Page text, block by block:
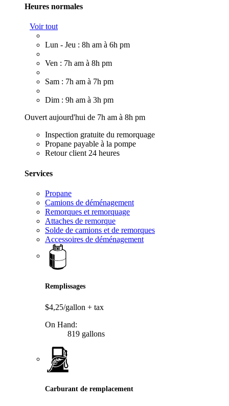
Heures normales
Voir tout
Lun - Jeu : 8h am à 6h pm
Ven : 7h am à 8h pm
Sam : 7h am à 7h pm
Dim : 9h am à 3h pm
Ouvert aujourd'hui de 7h am à 8h pm
Inspection gratuite du remorquage
Propane payable à la pompe
Retour client 24 heures
Services
Propane
Camions de déménagement
Remorques et remorquage
Attaches de remorque
Solde de camions et de remorques
Accessoires de déménagement
Remplissages
$4,25/gallon + tax
On Hand:
819 gallons
Carburant de remplacement